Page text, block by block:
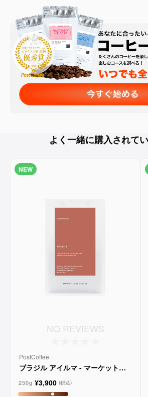
よく一緒に購入されて
NEW
NO REVIEWS
PostCoffee
ブラジル アイルマ - マーケットレ
250g ¥3,900 (税込)